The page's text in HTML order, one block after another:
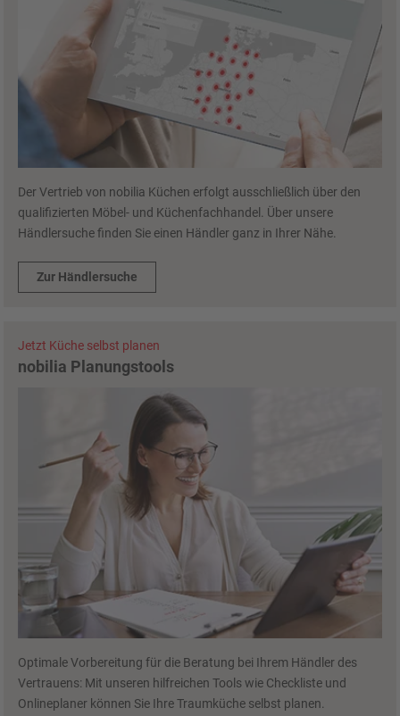
Der Vertrieb von nobilia Küchen erfolgt ausschließlich über den
qualifizierten Möbel- und Küchenfachhandel. Über unsere
Händlersuche finden Sie einen Händler ganz in Ihrer Nähe.
Zur Händlersuche
Jetzt Küche selbst planen
nobilia Planungstools
Optimale Vorbereitung für die Beratung bei Ihrem Händler des
Vertrauens: Mit unseren hilfreichen Tools wie Checkliste und
Onlineplaner können Sie Ihre Traumküche selbst planen.